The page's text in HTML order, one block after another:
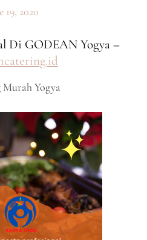
19, 2020
Di GODEAN Yogya –
Yogya